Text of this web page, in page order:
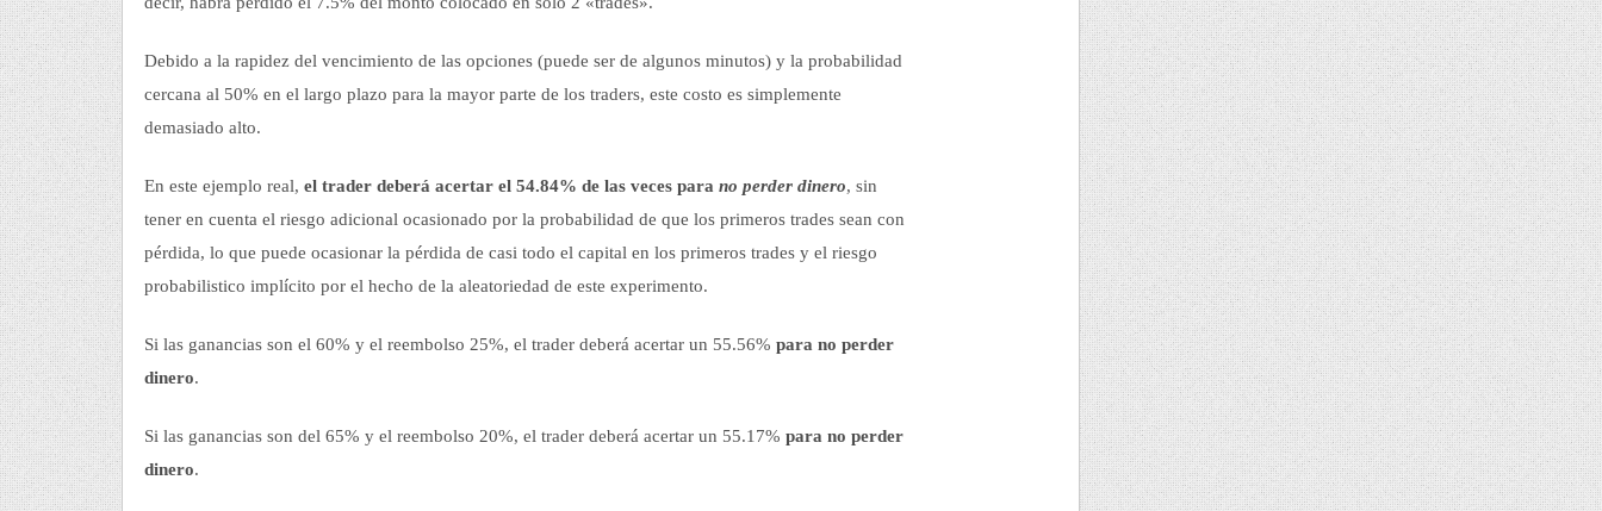
Debido a la rapidez del vencimiento de las opciones (puede ser de algunos minutos) y la probabilidad
cercana al 50% en el largo plazo para la mayor parte de los traders, este costo es simplemente
demasiado alto.
En este ejemplo real, el trader deberá acertar el 54.84% de las veces para no perder dinero, sin
tener en cuenta el riesgo adicional ocasionado por la probabilidad de que los primeros trades sean con
pérdida, lo que puede ocasionar la pérdida de casi todo el capital en los primeros trades y el riesgo
probabilistico implícito por el hecho de la aleatoriedad de este experimento.
Si las ganancias son el 60% y el reembolso 25%, el trader deberá acertar un 55.56% para no perder
dinero.
Si las ganancias son del 65% y el reembolso 20%, el trader deberá acertar un 55.17% para no perder
dinero.